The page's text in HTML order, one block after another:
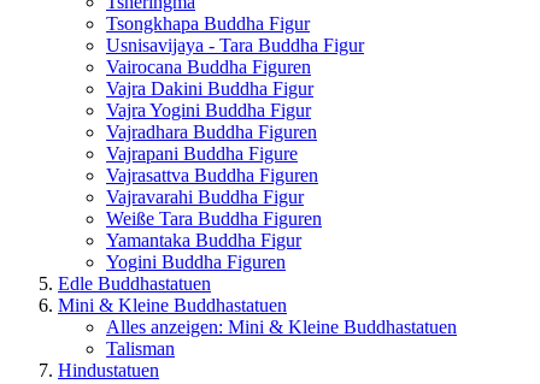
Tsongkhapa Buddha Figur
Usnisavijaya - Tara Buddha Figur
Vairocana Buddha Figuren
Vajra Dakini Buddha Figur
Vajra Yogini Buddha Figur
Vajradhara Buddha Figuren
Vajrapani Buddha Figure
Vajrasattva Buddha Figuren
Vajravarahi Buddha Figur
Weiße Tara Buddha Figuren
Yamantaka Buddha Figur
Yogini Buddha Figuren
Edle Buddhastatuen
Mini & Kleine Buddhastatuen
Alles anzeigen: Mini & Kleine Buddhastatuen
Talisman
Hindustatuen